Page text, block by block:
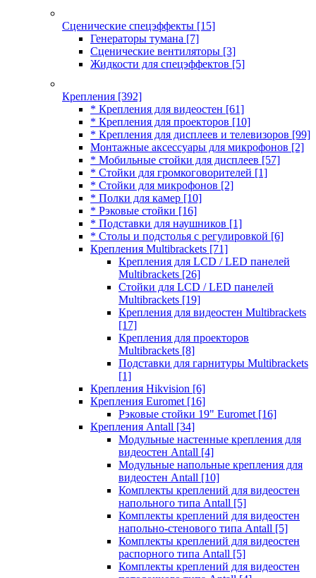
Сценические спецэффекты [15]
Генераторы тумана [7]
Сценические вентиляторы [3]
Жидкости для спецэффектов [5]
Крепления [392]
* Крепления для видеостен [61]
* Крепления для проекторов [10]
* Крепления для дисплеев и телевизоров [99]
Монтажные аксессуары для микрофонов [2]
* Мобильные стойки для дисплеев [57]
* Стойки для громкоговорителей [1]
* Стойки для микрофонов [2]
* Полки для камер [10]
* Рэковые стойки [16]
* Подставки для наушников [1]
* Столы и подстолья с регулировкой [6]
Крепления Multibrackets [71]
Крепления для LCD / LED панелей
Multibrackets [26]
Стойки для LCD / LED панелей
Multibrackets [19]
Крепления для видеостен Multibrackets
[17]
Крепления для проекторов
Multibrackets [8]
Подставки для гарнитуры Multibrackets
[1]
Крепления Hikvision [6]
Крепления Euromet [16]
Рэковые стойки 19" Euromet [16]
Крепления Antall [34]
Модульные настенные крепления для
видеостен Antall [4]
Модульные напольные крепления для
видеостен Antall [10]
Комплекты креплений для видеостен
напольного типа Antall [5]
Комплекты креплений для видеостен
напольно-стенового типа Antall [5]
Комплекты креплений для видеостен
распорного типа Antall [5]
Комплекты креплений для видеостен